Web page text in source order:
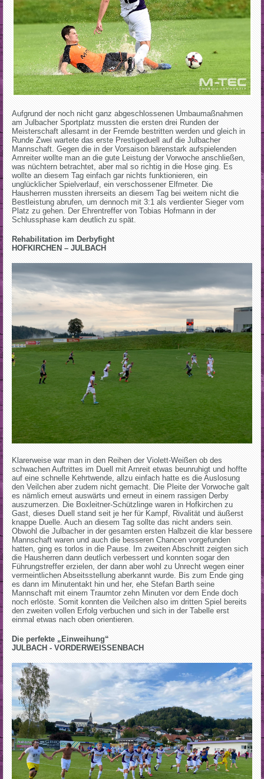
Aufgrund der noch nicht ganz abgeschlossenen Umbaumaßnahmen
am Julbacher Sportplatz mussten die ersten drei Runden der
Meisterschaft allesamt in der Fremde bestritten werden und gleich in
Runde Zwei wartete das erste Prestigeduell auf die Julbacher
Mannschaft. Gegen die in der Vorsaison bärenstark aufspielenden
Arnreiter wollte man an die gute Leistung der Vorwoche anschließen,
was nüchtern betrachtet, aber mal so richtig in die Hose ging. Es
wollte an diesem Tag einfach gar nichts funktionieren, ein
unglücklicher Spielverlauf, ein verschossener Elfmeter. Die
Hausherren mussten ihrerseits an diesem Tag bei weitem nicht die
Bestleistung abrufen, um dennoch mit 3:1 als verdienter Sieger vom
Platz zu gehen. Der Ehrentreffer von Tobias Hofmann in der
Schlussphase kam deutlich zu spät.
Rehabilitation im Derbyfight
HOFKIRCHEN – JULBACH
Klarerweise war man in den Reihen der Violett-Weißen ob des
schwachen Auftrittes im Duell mit Arnreit etwas beunruhigt und hoffte
auf eine schnelle Kehrtwende, allzu einfach hatte es die Auslosung
den Veilchen aber zudem nicht gemacht. Die Pleite der Vorwoche galt
es nämlich erneut auswärts und erneut in einem rassigen Derby
auszumerzen. Die Boxleitner-Schützlinge waren in Hofkirchen zu
Gast, dieses Duell stand seit je her für Kampf, Rivalität und äußerst
knappe Duelle. Auch an diesem Tag sollte das nicht anders sein.
Obwohl die Julbacher in der gesamten ersten Halbzeit die klar bessere
Mannschaft waren und auch die besseren Chancen vorgefunden
hatten, ging es torlos in die Pause. Im zweiten Abschnitt zeigten sich
die Hausherren dann deutlich verbessert und konnten sogar den
Führungstreffer erzielen, der dann aber wohl zu Unrecht wegen einer
vermeintlichen Abseitsstellung aberkannt wurde. Bis zum Ende ging
es dann im Minutentakt hin und her, ehe Stefan Barth seine
Mannschaft mit einem Traumtor zehn Minuten vor dem Ende doch
noch erlöste. Somit konnten die Veilchen also im dritten Spiel bereits
den zweiten vollen Erfolg verbuchen und sich in der Tabelle erst
einmal etwas nach oben orientieren.
Die perfekte „Einweihung“
JULBACH - VORDERWEISSENBACH